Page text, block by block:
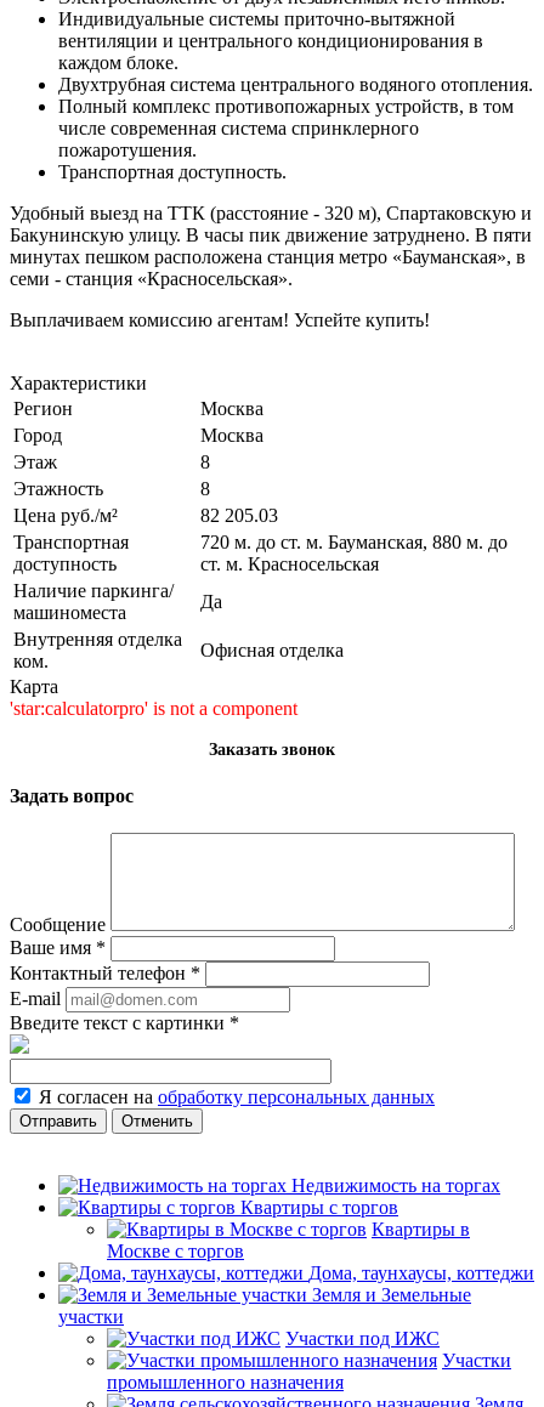
Индивидуальные системы приточно-вытяжной
вентиляции и центрального кондиционирования в
каждом блоке.
Двухтрубная система центрального водяного отопления.
Полный комплекс противопожарных устройств, в том
числе современная система спринклерного
пожаротушения.
Транспортная доступность.
Удобный выезд на ТТК (расстояние - 320 м), Спартаковскую и
Бакунинскую улицу. В часы пик движение затруднено. В пяти
минутах пешком расположена станция метро «Бауманская», в
семи - станция «Красносельская».
Выплачиваем комиссию агентам! Успейте купить!
Характеристики
Регион
Москва
Город
Москва
Этаж
8
Этажность
8
Цена руб./м²
82 205.03
Транспортная
доступность
720 м. до ст. м. Бауманская, 880 м. до
ст. м. Красносельская
Наличие паркинга/
машиноместа
Да
Внутренняя отделка
ком.
Офисная отделка
Карта
'star:calculatorpro' is not a component
Заказать звонок
Задать вопрос
Сообщение
Ваше имя *
Контактный телефон *
E-mail
Введите текст с картинки *
Я согласен на обработку персональных данных
Отменить
Недвижимость на торгах
Квартиры с торгов
Квартиры в
Москве с торгов
Дома, таунхаусы, коттеджи
Земля и Земельные
участки
Участки под ИЖС
Участки
промышленного назначения